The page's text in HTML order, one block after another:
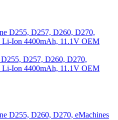
D257, D260, D270,
Li-Ion 4400mAh, 11.1V OEM